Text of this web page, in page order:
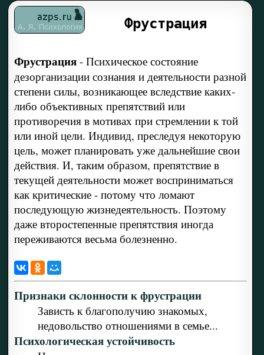
Фрустрация
Фрустрация- Психическое состояние
дезорганизации сознания и деятельности разной
степени силы, возникающее вследствие каких-
либо объективных препятствий или
противоречия в мотивах при стремлении к той
или иной цели. Индивид, преследуя некоторую
цель, может планировать уже дальнейшие свои
действия. И, таким образом, препятствие в
текущей деятельности может восприниматься
как критические - потому что ломают
последующую жизнедеятельность. Поэтому
даже второстепенные препятствия иногда
переживаются весьма болезненно.
Признаки склонности к фрустрации
Зависть к благополучию знакомых,
недовольство отношениями в семье...
Психологическая устойчивость